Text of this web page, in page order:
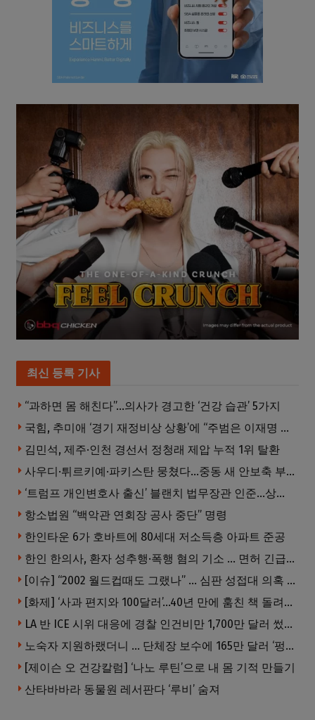
최신 등록 기사
“과하면 몸 해친다”…의사가 경고한 ‘건강 습관’ 5가지
국힘, 추미애 ‘경기 재정비상 상황’에 “주범은 이재명 전 지사”
김민석, 제주·인천 경선서 정청래 제압 누적 1위 탈환
사우디·튀르키예·파키스탄 뭉쳤다…중동 새 안보축 부상하나
‘트럼프 개인변호사 출신’ 블랜치 법무장관 인준…상원 50대49 가결
항소법원 “백악관 연회장 공사 중단” 명령
한인타운 6가 호바트에 80세대 저소득층 아파트 준공
한인 한의사, 환자 성추행·폭행 혐의 기소 … 면허 긴급정지
[이슈] “2002 월드컵때도 그랬나” … 심판 성접대 의혹 해외로 일파만파, 4강 신화까지 불똥
[화제] ‘사과 편지와 100달러’…40년 만에 훔친 책 돌려준 절도범
LA 반 ICE 시위 대응에 경찰 인건비만 1,700만 달러 썼다.
노숙자 지원하랬더니 … 단체장 보수에 165만 달러 ‘펑펑’
[제이슨 오 건강칼럼] ‘나노 루틴’으로 내 몸 기적 만들기
산타바바라 동물원 레서판다 ‘루비’ 숨져